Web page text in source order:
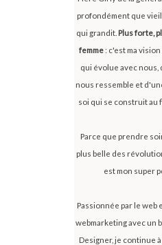
profondément que
qui grandit. Plus forte,
femme: c'est ma
qui évolue avec nous,
nous ressemble et
soi qui se construit au
Parce que prendre
plus belle des
est mon super
Passionnée par le web
webmarketing avec un
Designer, je continue